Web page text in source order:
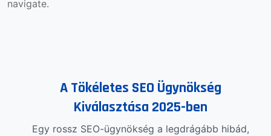
navigate.
A Tökéletes SEO Ügynökség
Kiválasztása 2025-ben
Egy rossz SEO-ügynökség a legdrágább hibád,